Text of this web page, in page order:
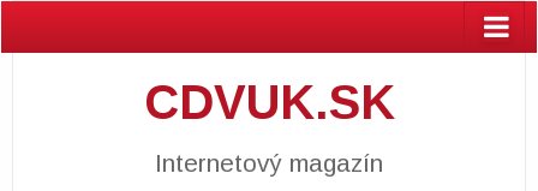
CDVUK.SK
Internetový magazín